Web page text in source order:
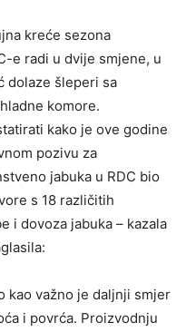
kreće sezona
e radi u dvije smjene, u
dolaze šleperi sa
komore.
kako je ove godine
pozivu za
jabuka u RDC bio
s 18 različitih
i dovoza jabuka – kazala
kao važno je daljnji smjer
i povrća. Proizvodnju